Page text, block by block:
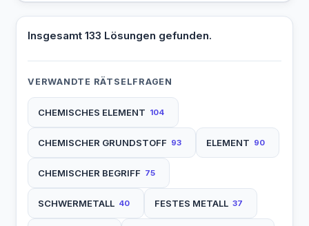
Insgesamt 133 Lösungen gefunden.
VERWANDTE RÄTSELFRAGEN
CHEMISCHES ELEMENT 104
CHEMISCHER GRUNDSTOFF 93 ELEMENT 90
CHEMISCHER BEGRIFF 75
SCHWERMETALL 40 FESTES METALL 37